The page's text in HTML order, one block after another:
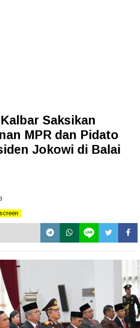
Saksikan
MPR dan Pidato
Jokowi di Balai
screen